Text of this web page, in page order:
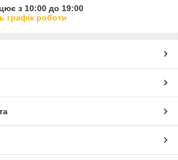
з 10:00 до 19:00
графік роботи